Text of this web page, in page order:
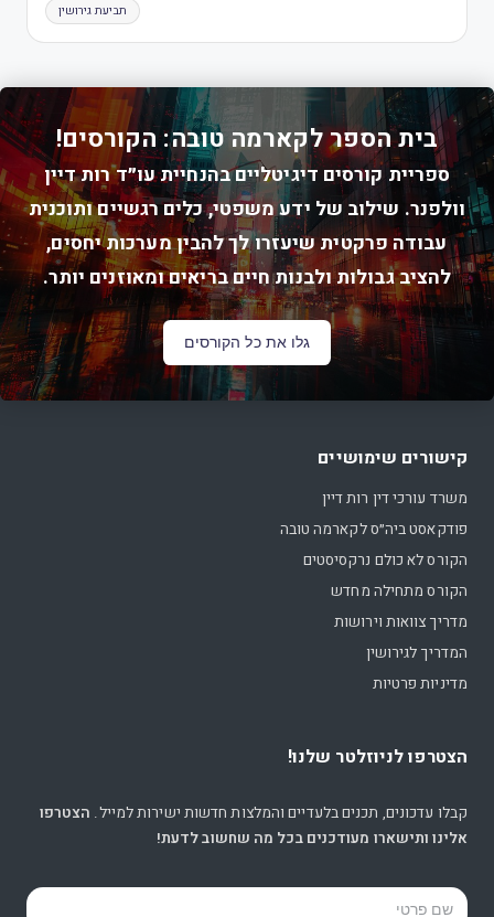
תביעת גירושין
בית הספר לקארמה טובה: הקורסים!
ספריית קורסים דיגיטליים בהנחיית עו״ד רות דיין
וולפנר. שילוב של ידע משפטי, כלים רגשיים ותוכנית
עבודה פרקטית שיעזרו לך להבין מערכות יחסים,
להציב גבולות ולבנות חיים בריאים ומאוזנים יותר.
גלו את כל הקורסים
קישורים שימושיים
משרד עורכי דין רות דיין
פודקאסט ביה״ס לקארמה טובה
הקורס לא כולם נרקסיסטים
הקורס מתחילה מחדש
מדריך צוואות וירושות
המדריך לגירושין
מדיניות פרטיות
הצטרפו לניוזלטר שלנו!
קבלו עדכונים, תכנים בלעדיים והמלצות חדשות ישירות למייל. הצטרפו
אלינו ותישארו מעודכנים בכל מה שחשוב לדעת!